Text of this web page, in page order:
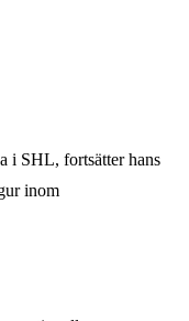
i SHL, fortsätter hans
inom